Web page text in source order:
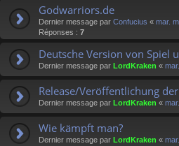
Godwarriors.de
Dernier message par Confucius « mar.
Réponses : 7
Deutsche Version von Spiel
Dernier message par LordKraken «
Release/Veröffentlichung
Dernier message par LordKraken «
Wie kämpft man?
Dernier message par LordKraken «